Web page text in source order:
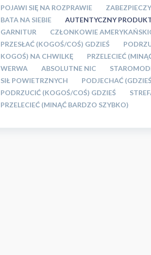
POJAWI SIĘ NA ROZPRAWIE
BATA NA SIEBIE
AUTENTYCZNY
GARNITUR
CZŁONKOWIE
PRZESŁAĆ (KOGOŚ/COŚ) GDZIEŚ
KOGOŚ) NA CHWILKĘ
PRZELECIEĆ
WERWA
ABSOLUTNE NIC
SIŁ POWIETRZNYCH
PODJECHAĆ
PODRZUCIĆ (KOGOŚ/COŚ) GDZIEŚ
PRZELECIEĆ (MINĄĆ BARDZO SZYBKO)